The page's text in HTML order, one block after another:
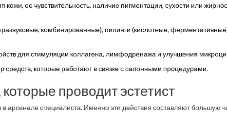
кожи, ее чувствительность, наличие пигментации, сухости или
комбинированные), пилинги (кислотные,
для стимуляции коллагена, лимфодренажа и улучшения
средств, которые работают в связке с салонными процедурами.
проводит эстетист
арсенале специалиста. Именно эти действия составляют большую